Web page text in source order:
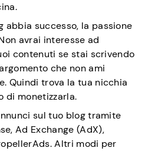
abbia successo, la passione
avrai interesse ad
contenuti se stai scrivendo
che non ami
Quindi trova la tua nicchia
di monetizzarla.
sul tuo blog tramite
Ad Exchange (AdX),
Altri modi per